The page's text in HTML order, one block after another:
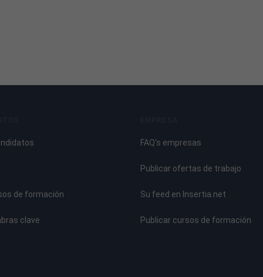
de formación
clave
FAQ's empresas
Publicar ofertas de trabajo
Su feed en Insertia.net
Publicar cursos de formación